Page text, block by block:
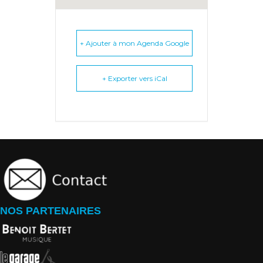
+ Ajouter à mon Agenda Google
+ Exporter vers iCal
NOS PARTENAIRES